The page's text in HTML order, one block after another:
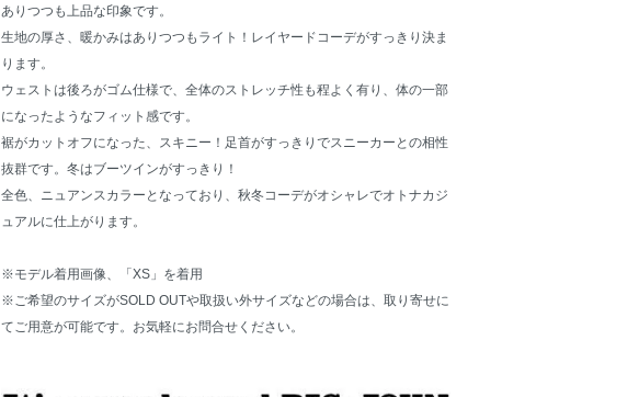
ありつつも上品な印象です。
生地の厚さ、暖かみはありつつもライト！レイヤードコーデがすっきり決ま
ります。
ウェストは後ろがゴム仕様で、全体のストレッチ性も程よく有り、体の一部
になったようなフィット感です。
裾がカットオフになった、スキニー！足首がすっきりでスニーカーとの相性
抜群です。冬はブーツインがすっきり！
全色、ニュアンスカラーとなっており、秋冬コーデがオシャレでオトナカジ
ュアルに仕上がります。
※モデル着用画像、「XS」を着用
※ご希望のサイズがSOLD OUTや取扱い外サイズなどの場合は、取り寄せに
てご用意が可能です。お気軽にお問合せください。